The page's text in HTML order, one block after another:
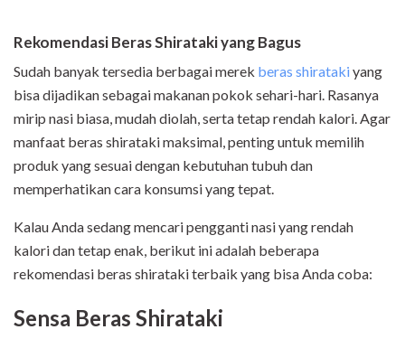
Rekomendasi Beras Shirataki yang Bagus
Sudah banyak tersedia berbagai merek beras shiratakiyang
bisa dijadikan sebagai makanan pokok sehari-hari. Rasanya
mirip nasi biasa, mudah diolah, serta tetap rendah kalori. Agar
manfaat beras shirataki maksimal, penting untuk memilih
produk yang sesuai dengan kebutuhan tubuh dan
memperhatikan cara konsumsi yang tepat.
Kalau Anda sedang mencari pengganti nasi yang rendah
kalori dan tetap enak, berikut ini adalah beberapa
rekomendasi beras shirataki terbaik yang bisa Anda coba:
Sensa Beras Shirataki